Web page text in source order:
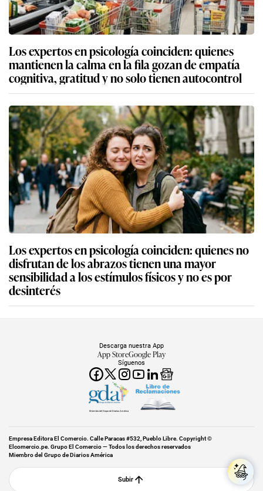
Los expertos en psicología coinciden: quienes
mantienen la calma en la fila gozan de empatía
cognitiva, gratitud y no solo tienen autocontrol
Los expertos en psicología coinciden: quienes no
disfrutan de los abrazos tienen una mayor
sensibilidad a los estímulos físicos y no es por
desinterés
Síguenos
Descarga nuestra App
App StoreGoogle Play
Miembro del Grupo de Diarios América
Empresa Editora El Comercio. Calle Paracas #532, Pueblo Libre. Copyright ©
Elcomercio.pe. Grupo El Comercio — Todos los derechos reservados
Miembro del Grupo de Diarios América
Subir